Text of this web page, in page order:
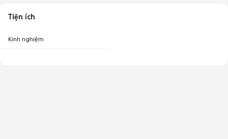
Tiện ích
Kinh nghiệm